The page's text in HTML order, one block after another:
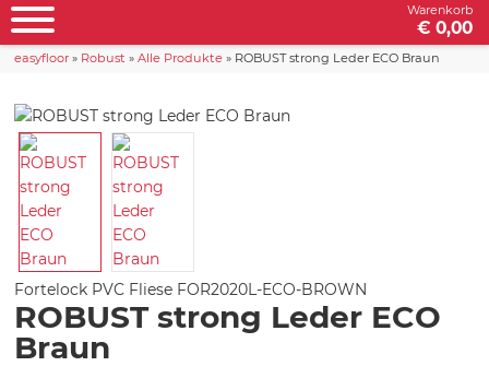
Warenkorb
€ 0,00
easyfloor » Robust »Alle Produkte » ROBUST strong Leder ECO Braun
Fortelock PVC Fliese FOR2020L-ECO-BROWN
ROBUST strong Leder ECO
Braun